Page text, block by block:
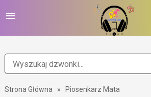
Strona Główna » Piosenkarz Mata